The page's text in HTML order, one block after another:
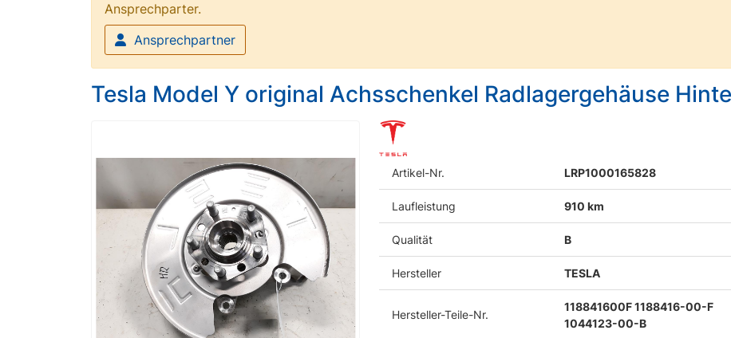
Ansprechparter.
Ansprechpartner
Tesla Model Y original Achsschenkel Radlagergehäuse
Artikel-Nr. LRP1000165828
Laufleistung 910 km
Qualität B
Hersteller TESLA
Hersteller-Teile-Nr.
118841600F 1188416-00-F
1044123-00-B